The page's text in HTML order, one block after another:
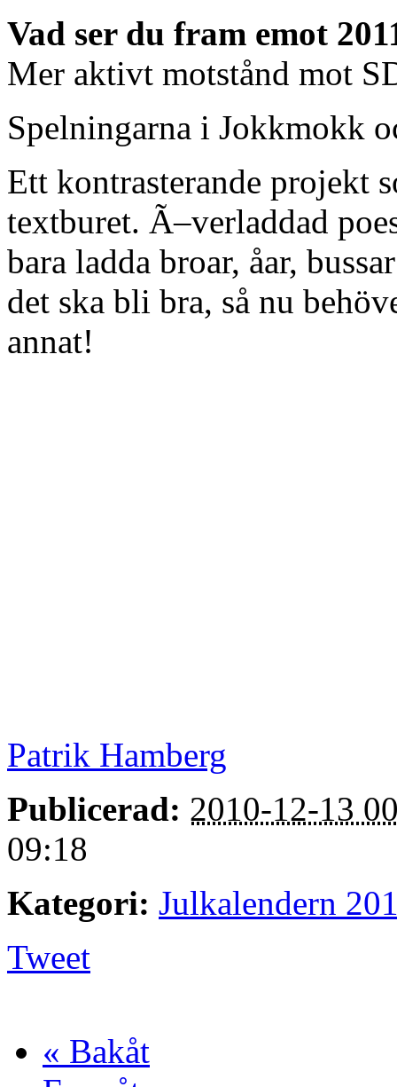
Vad ser du fram emot
Mer aktivt motstånd mot
Spelningarna i Jokkmokk
Ett kontrasterande projekt
textburet. Ã–verladdad
bara ladda broar, åar,
det ska bli bra, så nu
annat!
Patrik Hamberg
Publicerad: 2010-12-13
09:18
Kategori: Julkalendern
Tweet
« Bakåt